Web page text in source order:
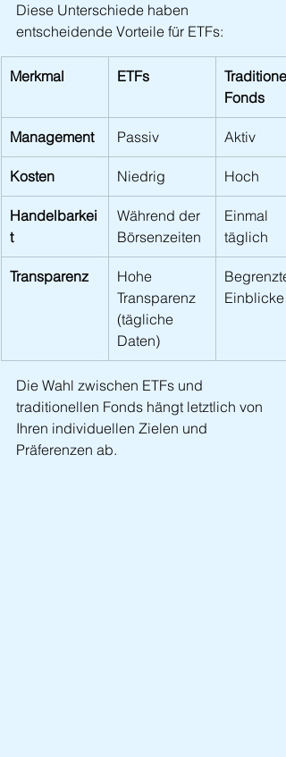
Diese Unterschiede haben
entscheidende Vorteile für ETFs:
Merkmal ETFs
Fonds
Management Passiv Aktiv
Kosten Niedrig Hoch
Handelbarkei
t
Während der
Börsenzeiten
Einmal
täglich
Transparenz
Hohe
Transparenz
(tägliche
Daten)
Begrenzte
Einblicke
Die Wahl zwischen ETFs und
traditionellen Fonds hängt letztlich von
Ihren individuellen Zielen und
Präferenzen ab.